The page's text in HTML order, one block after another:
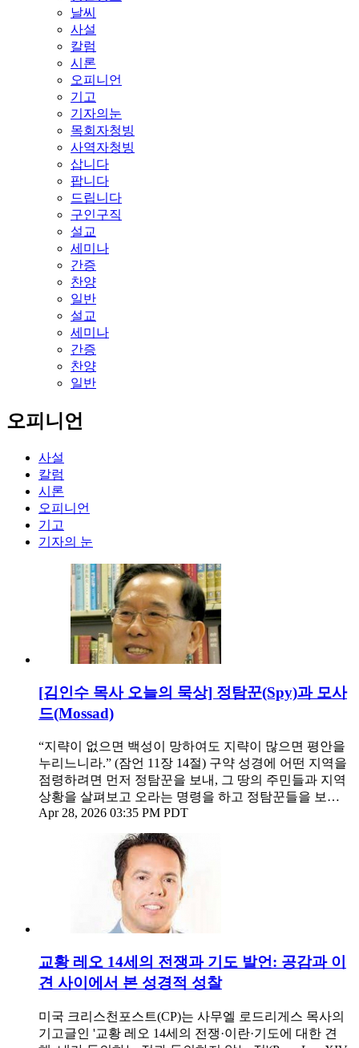
날씨
사설
칼럼
시론
오피니언
기고
기자의눈
목회자청빙
사역자청빙
삽니다
팝니다
드립니다
구인구직
설교
세미나
간증
찬양
일반
설교
세미나
간증
찬양
일반
오피니언
사설
칼럼
시론
오피니언
기고
기자의 눈
[김인수 목사 오늘의 묵상] 정탐꾼(Spy)과 모사
드(Mossad)
“지략이 없으면 백성이 망하여도 지략이 많으면 평안을
누리느니라.” (잠언 11장 14절) 구약 성경에 어떤 지역을
점령하려면 먼저 정탐꾼을 보내, 그 땅의 주민들과 지역
상황을 살펴보고 오라는 명령을 하고 정탐꾼들을 보…
Apr 28, 2026 03:35 PM PDT
교황 레오 14세의 전쟁과 기도 발언: 공감과 이
견 사이에서 본 성경적 성찰
미국 크리스천포스트(CP)는 사무엘 로드리게스 목사의
기고글인 '교황 레오 14세의 전쟁·이란·기도에 대한 견